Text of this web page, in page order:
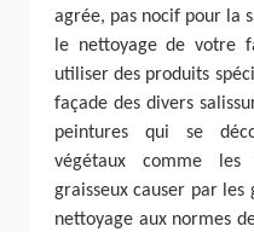
agrée, pas nocif pour la
le nettoyage de votre
utiliser des produits
façade des divers
peintures qui se
végétaux comme les
graisseux causer par les
nettoyage aux normes